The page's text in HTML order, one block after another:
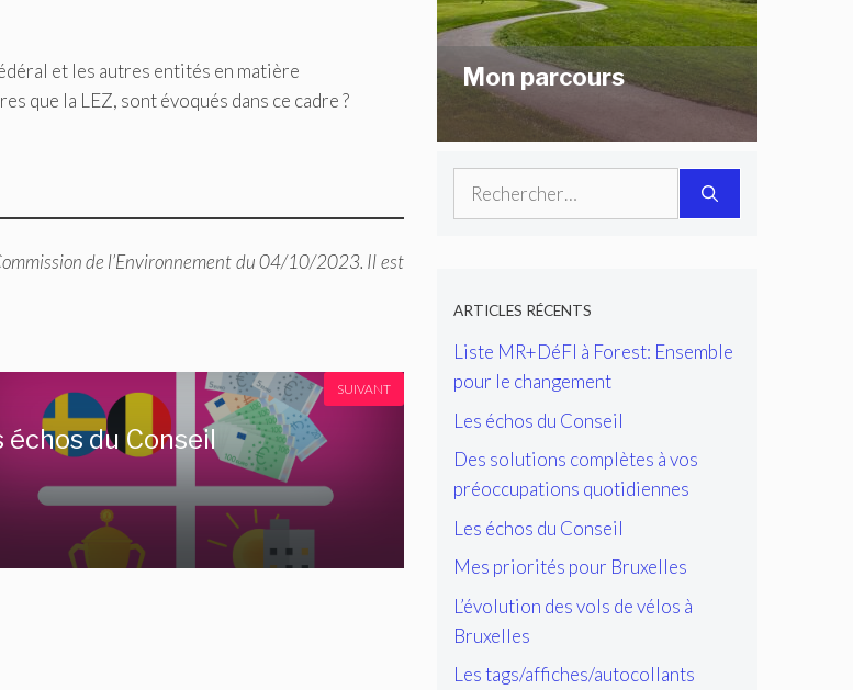
et les autres entités en matière
que la LEZ, sont évoqués dans ce cadre ?
de l’Environnement du 04/10/2023. Il est
échos du Conseil
SUIVANT
Mon parcours
Rechercher :
ARTICLES RÉCENTS
Liste MR+DéFI à Forest: Ensemble
pour le changement
Les échos du Conseil
Des solutions complètes à vos
préoccupations quotidiennes
Les échos du Conseil
Mes priorités pour Bruxelles
L’évolution des vols de vélos à
Bruxelles
Les tags/affiches/autocollants